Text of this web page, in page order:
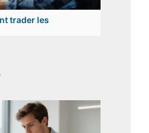
trader les